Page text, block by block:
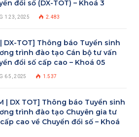
đổi số (DX-TOT) – Khoá 3
1 23, 2025 2.483
| DX-TOT] Thông báo Tuyển sinh
trình đào tạo Cán bộ tư vấn
đổi số cấp cao – Khoá 05
6 5, 2025 1.537
| DX TOT] Thông báo Tuyển sinh
trình đào tạo Chuyên gia tư
cao về Chuyển đổi số – Khoá